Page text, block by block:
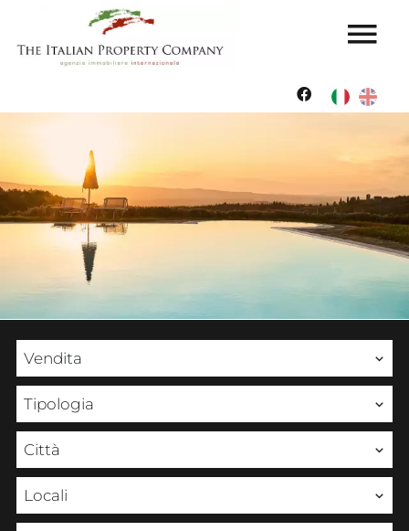
Vendita
Tipologia
Città
Locali